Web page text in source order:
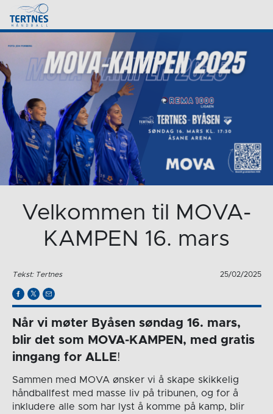
Velkommen til MOVA-
KAMPEN 16. mars
Tekst: Tertnes 25/02/2025
Når vi møter Byåsen søndag 16. mars,
blir det som MOVA-KAMPEN, med gratis
inngang for ALLE!
Sammen med MOVA ønsker vi å skape skikkelig
håndballfest med masse liv på tribunen, og for å
inkludere alle som har lyst å komme på kamp, blir